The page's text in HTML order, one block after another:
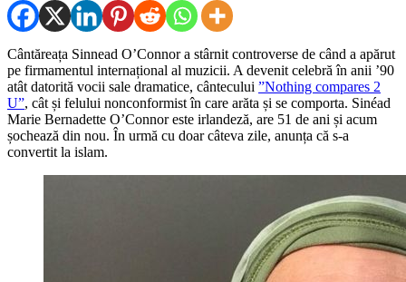
Cântăreața Sinnead O’Connor a stârnit controverse de când a apărut
pe firmamentul internațional al muzicii. A devenit celebră în anii ’90
atât datorită vocii sale dramatice, cântecului ”Nothing compares 2
U”, cât și felului nonconformist în care arăta și se comporta. Sinéad
Marie Bernadette O’Connor este irlandeză, are 51 de ani și acum
șochează din nou. În urmă cu doar câteva zile, anunța că s-a
convertit la islam.